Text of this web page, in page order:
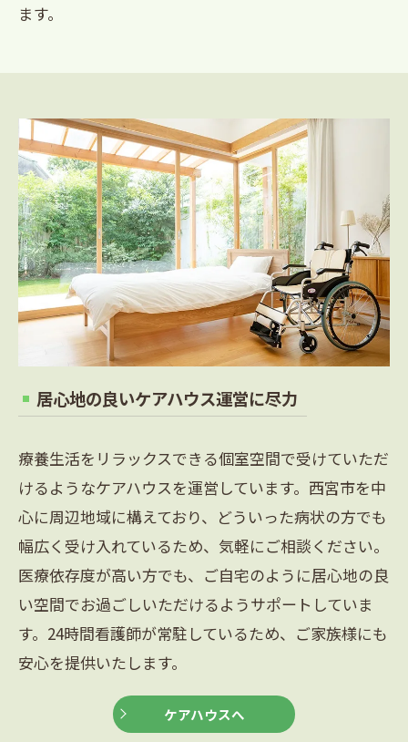
ます。
居心地の良いケアハウス運営に尽力
療養生活をリラックスできる個室空間で受けていただ
けるようなケアハウスを運営しています。西宮市を中
心に周辺地域に構えており、どういった病状の方でも
幅広く受け入れているため、気軽にご相談ください。
医療依存度が高い方でも、ご自宅のように居心地の良
い空間でお過ごしいただけるようサポートしていま
す。24時間看護師が常駐しているため、ご家族様にも
安心を提供いたします。
ケアハウスへ